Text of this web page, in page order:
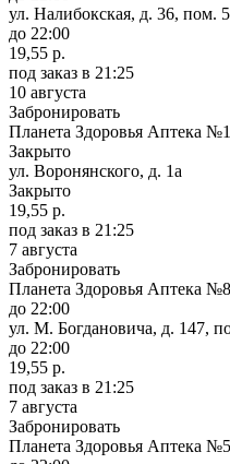
ул. Налибокская, д. 36, пом.
до 22:00
19,55 р.
под заказ в 21:25
10 августа
Забронировать
Планета Здоровья Аптека
Закрыто
ул. Воронянского, д. 1а
Закрыто
19,55 р.
под заказ в 21:25
7 августа
Забронировать
Планета Здоровья Аптека №8
до 22:00
ул. М. Богдановича, д. 147,
до 22:00
19,55 р.
под заказ в 21:25
7 августа
Забронировать
Планета Здоровья Аптека №5